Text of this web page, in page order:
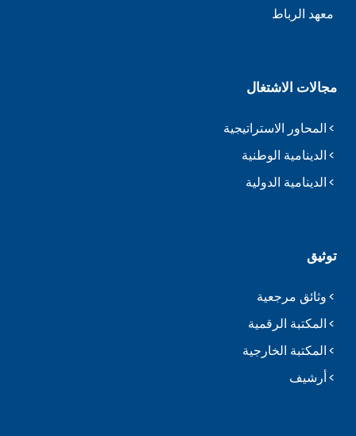
معهد الرباط
مجالات الاشتغال
المحاور الاستراتيجية
الدينامية الوطنية
الدينامية الدولية
توثيق
وثائق مرجعية
المكتبة الرقمية
المكتبة الخارجية
أرشيف